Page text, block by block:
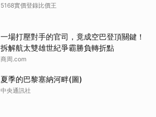
5168實價登錄比價王
一場打壓對手的官司，竟成空巴登頂關鍵！
拆解航太雙雄世紀爭霸勝負轉折點
商周.com
夏季的巴黎塞納河畔(圖)
中央通訊社